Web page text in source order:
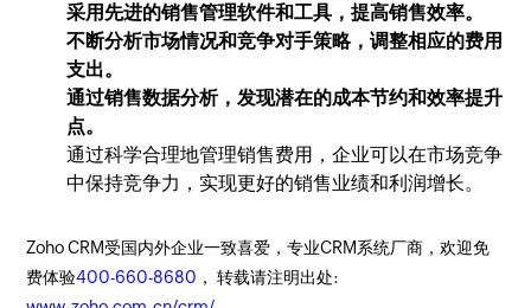
采用先进的销售管理软件和工具，提高销售效率。
不断分析市场情况和竞争对手策略，调整相应的费用
支出。
通过销售数据分析，发现潜在的成本节约和效率提升
点。
通过科学合理地管理销售费用，企业可以在市场竞争
中保持竞争力，实现更好的销售业绩和利润增长。
Zoho CRM受国内外企业一致喜爱，专业CRM系统厂商，欢迎免
费体验400-660-8680 ， 转载请注明出处: